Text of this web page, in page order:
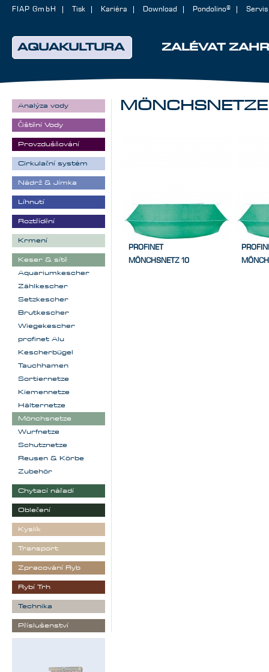
AQUAKULTURA ZALÉVAT
FIAP GmbH Tisk Kariéra Download Pondolino® Servis
MÖNCHSNETZE
PROFINET
MÖNCHSNETZ 10
Analýza vody
Čištění Vody
Provzdušňování
Cirkulační systém
Nádrž & Jímka
Líhnutí
Roztřídění
Krmení
Keser & sítě
Aquariumkescher
Zählkescher
Setzkescher
Brutkescher
Wiegekescher
profinet Alu
Kescherbügel
Tauchhamen
Sortiernetze
Kiemennetze
Hälternetze
Mönchsnetze
Wurfnetze
Schutznetze
Reusen & Körbe
Zubehör
Chytací nářadí
Oblečení
Kyslík
Transport
Zpracování Ryb
Rybí Trh
Technika
Příslušenství